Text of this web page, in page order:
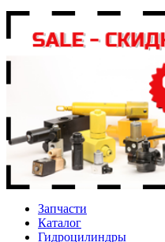
Запчасти
Каталог
Гидроцилиндры